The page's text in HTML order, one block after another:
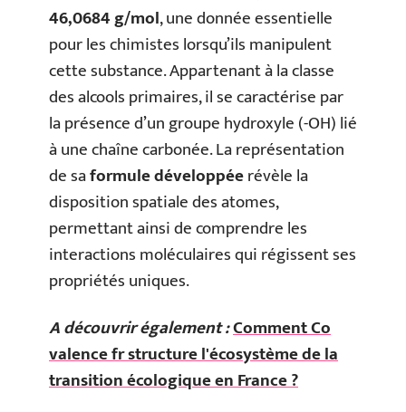
46,0684 g/mol, une donnée essentielle
pour les chimistes lorsqu’ils manipulent
cette substance. Appartenant à la classe
des alcools primaires, il se caractérise par
la présence d’un groupe hydroxyle (-OH) lié
à une chaîne carbonée. La représentation
de saformule développéerévèle la
disposition spatiale des atomes,
permettant ainsi de comprendre les
interactions moléculaires qui régissent ses
propriétés uniques.
A découvrir également :Comment Co
valence fr structure l'écosystème de la
transition écologique en France ?